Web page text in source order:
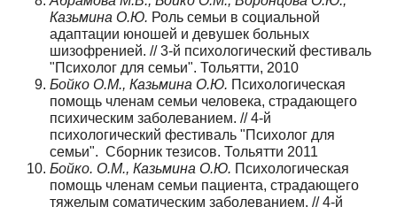
Казьмина О.Ю. Роль семьи в социальной
адаптации юношей и девушек больных
шизофренией. // 3-й психологический фестиваль
"Психолог для семьи". Тольятти, 2010
Бойко О.М., Казьмина О.Ю. Психологическая
помощь членам семьи человека, страдающего
психическим заболеванием. // 4-й
психологический фестиваль "Психолог для
семьи". Сборник тезисов. Тольятти 2011
Бойко. О.М., Казьмина О.Ю. Психологическая
помощь членам семьи пациента, страдающего
тяжелым соматическим заболеванием. // 4-й